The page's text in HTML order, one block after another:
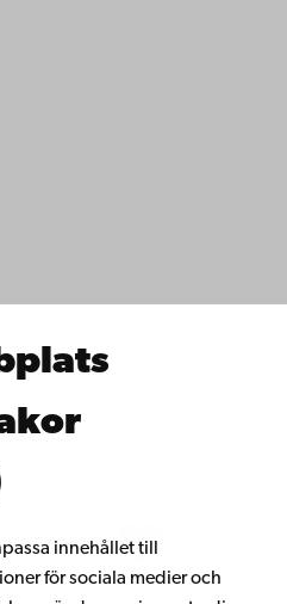
innehållet till
för sociala medier och
alumnnätverk